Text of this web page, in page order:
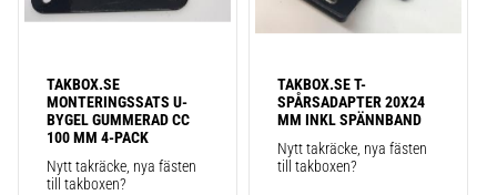
TAKBOX.SE
MONTERINGSSATS U-
BYGEL GUMMERAD CC
100 MM 4-PACK
Nytt takräcke, nya fästen
till takboxen?
TAKBOX.SE T-
SPÅRSADAPTER 20X24
MM INKL SPÄNNBAND
Nytt takräcke, nya fästen
till takboxen?